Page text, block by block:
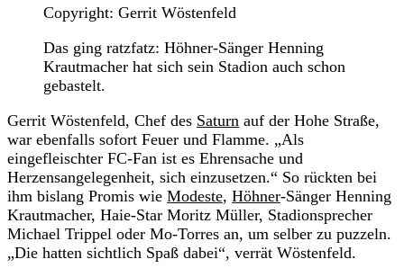
Copyright: Gerrit Wöstenfeld
Das ging ratzfatz: Höhner-Sänger Henning
Krautmacher hat sich sein Stadion auch schon
gebastelt.
Gerrit Wöstenfeld, Chef des Saturn auf der Hohe Straße,
war ebenfalls sofort Feuer und Flamme. „Als
eingefleischter FC-Fan ist es Ehrensache und
Herzensangelegenheit, sich einzusetzen.“ So rückten bei
ihm bislang Promis wie Modeste, Höhner-Sänger Henning
Krautmacher, Haie-Star Moritz Müller, Stadionsprecher
Michael Trippel oder Mo-Torres an, um selber zu puzzeln.
„Die hatten sichtlich Spaß dabei“, verrät Wöstenfeld.